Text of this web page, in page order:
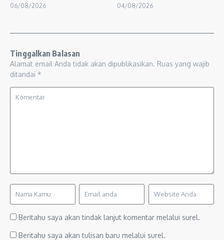
06/08/2026 04/08/2026
Tinggalkan Balasan
Alamat email Anda tidak akan dipublikasikan. Ruas yang wajib
ditandai *
Beritahu saya akan tindak lanjut komentar melalui surel.
Beritahu saya akan tulisan baru melalui surel.